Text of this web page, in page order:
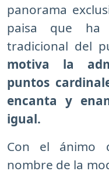
panorama
paisa que ha
tradicional del
motiva la
puntos
encanta y
igual.
Con el ánimo
nombre de la